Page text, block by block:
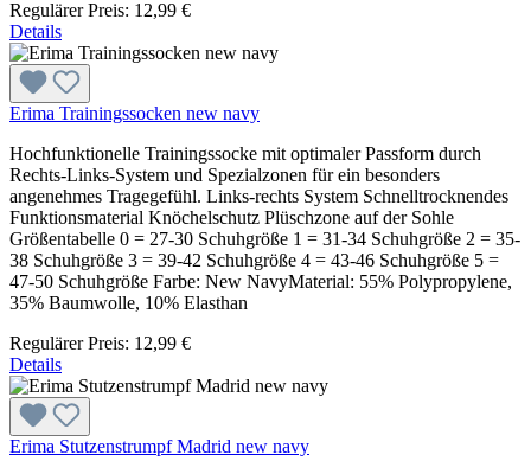
Regulärer Preis: 12,99 €
Details
Erima Trainingssocken new navy
Hochfunktionelle Trainingssocke mit optimaler Passform durch
Rechts-Links-System und Spezialzonen für ein besonders
angenehmes Tragegefühl. Links-rechts System Schnelltrocknendes
Funktionsmaterial Knöchelschutz Plüschzone auf der Sohle
Größentabelle 0 = 27-30 Schuhgröße 1 = 31-34 Schuhgröße 2 = 35-
38 Schuhgröße 3 = 39-42 Schuhgröße 4 = 43-46 Schuhgröße 5 =
47-50 Schuhgröße Farbe: New NavyMaterial: 55% Polypropylene,
35% Baumwolle, 10% Elasthan
Regulärer Preis: 12,99 €
Details
Erima Stutzenstrumpf Madrid new navy